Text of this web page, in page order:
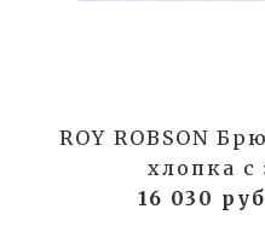
ROY ROBSON
хлопка с
16 030 руб